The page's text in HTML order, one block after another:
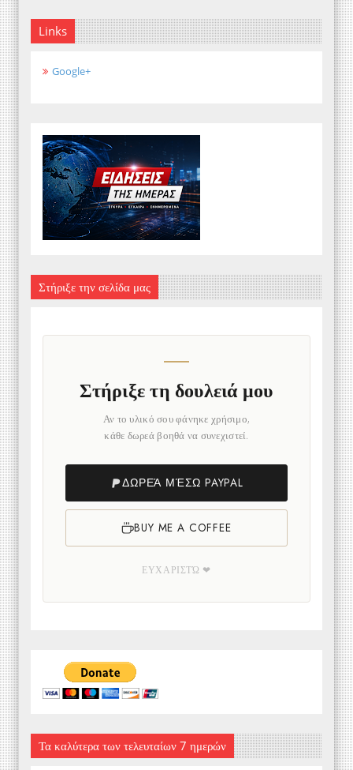
Links
Google+
Στήριξε την σελίδα μας
Στήριξε τη δουλειά μου
Αν το υλικό σου φάνηκε χρήσιμο,
κάθε δωρεά βοηθά να συνεχιστεί.
ΔΩΡΕΆ ΜΈΣΩ PAYPAL
BUY ME A COFFEE
ΕΥΧΑΡΙΣΤΏ ❤
Τα καλύτερα των τελευταίων 7 ημερών